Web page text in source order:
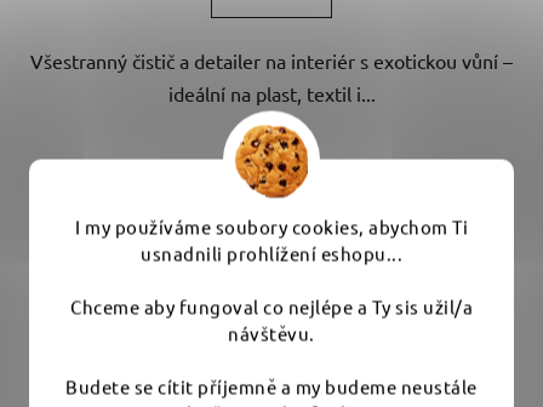
I my používáme soubory cookies, abychom Ti
usnadnili prohlížení eshopu...
Chceme aby fungoval co nejlépe a Ty sis užil/a
návštěvu.
Budete se cítit příjemně a my budeme neustále
Všestranný čistič a detailer na interiér s exotickou vůní –
ideální na plast, textil i...